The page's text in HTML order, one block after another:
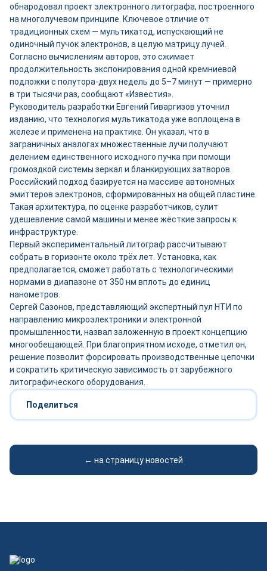
обнародовал проект электронного литографа, построенного
на многолучевом принципе. Ключевое отличие от
традиционных схем — мультикатод, испускающий не
одиночный пучок электронов, а целую матрицу лучей.
Согласно вычислениям авторов, это сжимает
продолжительность экспонирования одной кремниевой
подложки с полутора-двух недель до 5–7 минут — примерно
в три тысячи раз, сообщают «Известия».
Руководитель разработки Евгений Гиваргизов уточнил
изданию, что технология мультикатода уже воплощена в
железе и применена на практике. Он указал, что в
заграничных аналогах множественные лучи получают
делением единственного исходного пучка при помощи
громоздкой системы зеркал и бланкирующих затворов.
Российский подход базируется на массиве автономных
эмиттеров электронов, сформированных на общей пластине.
Такая архитектура, по оценке разработчиков, сулит
удешевление самой машины и менее жёсткие запросы к
инфраструктуре.
Первый экспериментальный литограф рассчитывают
собрать в горизонте около трёх лет. Установка, как
предполагается, сможет работать с технологическими
нормами в диапазоне от 350 нм вплоть до единиц
нанометров.
Сергей Сазонов, представляющий экспертный пул НТИ по
направлению микроэлектроники и электронной
промышленности, назвал заложенную в проект концепцию
многообещающей. При благоприятном исходе, отметил он,
решение позволит форсировать производственные цепочки
и сократить критическую зависимость от зарубежного
литографического оборудования.
Поделиться
← на страницу новостей